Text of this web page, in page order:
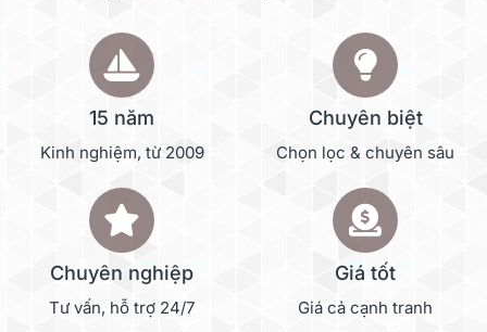
15 năm
Kinh nghiệm, từ 2009
Chuyên biệt
Chọn lọc & chuyên sâu
Chuyên nghiệp
Tư vấn, hỗ trợ 24/7
Giá tốt
Giá cả cạnh tranh